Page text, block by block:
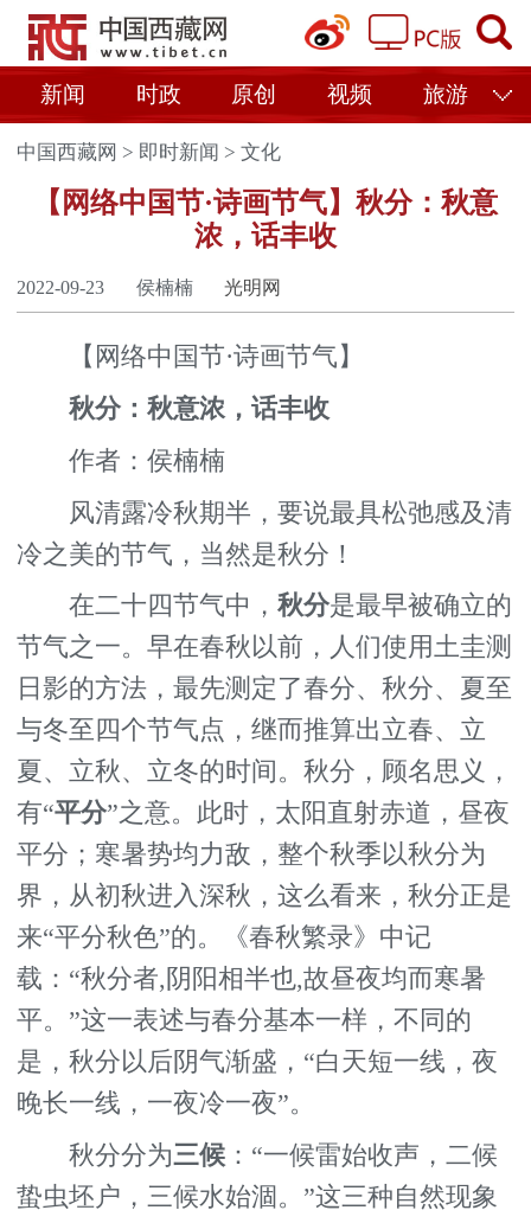
新闻 时政 原创 视频 旅游
中国西藏网 > 即时新闻 >文化
【网络中国节·诗画节气】秋分：秋意
浓，话丰收
2022-09-23 侯楠楠 光明网
【网络中国节·诗画节气】
秋分：秋意浓，话丰收
作者：侯楠楠
风清露冷秋期半，要说最具松弛感及清
冷之美的节气，当然是秋分！
在二十四节气中，秋分是最早被确立的
节气之一。早在春秋以前，人们使用土圭测
日影的方法，最先测定了春分、秋分、夏至
与冬至四个节气点，继而推算出立春、立
夏、立秋、立冬的时间。秋分，顾名思义，
有“平分”之意。此时，太阳直射赤道，昼夜
平分；寒暑势均力敌，整个秋季以秋分为
界，从初秋进入深秋，这么看来，秋分正是
来“平分秋色”的。《春秋繁录》中记
载：“秋分者,阴阳相半也,故昼夜均而寒暑
平。”这一表述与春分基本一样，不同的
是，秋分以后阴气渐盛，“白天短一线，夜
晚长一线，一夜冷一夜”。
秋分分为三候 ：“一候雷始收声，二候
蛰虫坯户，三候水始涸。”这三种自然现象